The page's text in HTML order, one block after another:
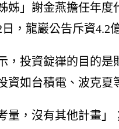
姊」謝金燕擔任年
，龍巖公告斥資
，投資錠嵂的目的
資如台積電、波克夏
量，沒有其他計畫